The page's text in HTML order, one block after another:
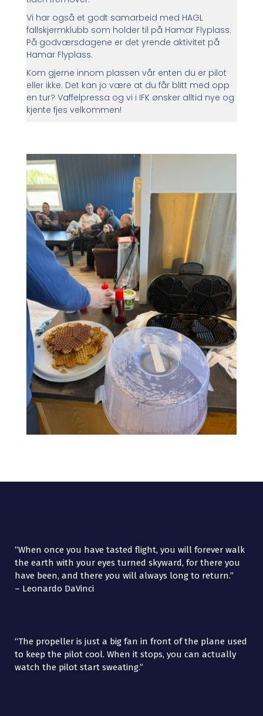
Vi har også et godt samarbeid med HAGL
fallskjermklubb som holder til på Hamar Flyplass.
På godværsdagene er det yrende aktivitet på
Hamar Flyplass.
Kom gjerne innom plassen vår enten du er pilot
eller ikke. Det kan jo være at du får blitt med opp
en tur? Vaffelpressa og vi i IFK ønsker alltid nye og
kjente fjes velkommen!
“When once you have tasted flight, you will forever walk
the earth with your eyes turned skyward, for there you
have been, and there you will always long to return.”
– Leonardo DaVinci
“The propeller is just a big fan in front of the plane used
to keep the pilot cool. When it stops, you can actually
watch the pilot start sweating.”